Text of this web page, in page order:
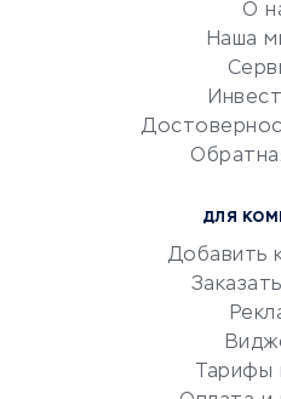
документооборот
Юридические компании
Бухгалтерия онлайн
О
Наша
ДЛЯ
Добавить
Тарифы